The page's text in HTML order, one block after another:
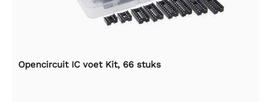
Opencircuit IC voet Kit, 66 stuks